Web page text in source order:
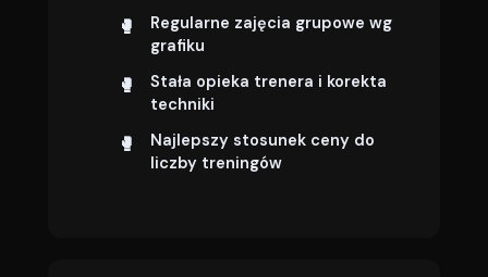
Regularne zajęcia grupowe wg
grafiku
Stała opieka trenera i korekta
techniki
Najlepszy stosunek ceny do
liczby treningów